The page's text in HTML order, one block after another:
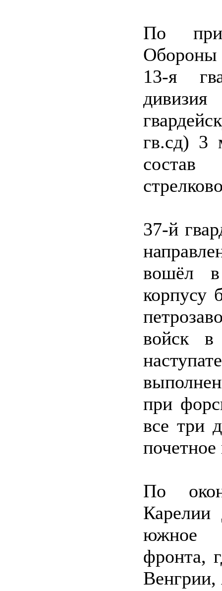
По
Обороны
13-я
гв.сд) 3
состав
37-й
вошёл
корпусу
войск в
при
все три
По
Карелии
южное
фронта,
Венгрии,